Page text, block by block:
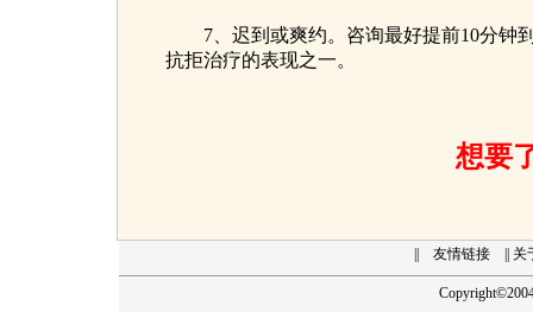
7、迟到或爽约。咨询最好提前10分钟
抗拒治疗的表现之一。
想要
友情链接 || 关
Copyright©